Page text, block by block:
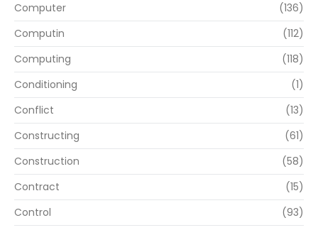
Computer
(136)
Computin
(112)
Computing
(118)
Conditioning
(1)
Conflict
(13)
Constructing
(61)
Construction
(58)
Contract
(15)
Control
(93)